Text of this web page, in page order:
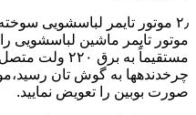
۲٫ ﻣﻮﺗﻮر ﺗﺎﯾﻤﺮ لباسشویی
ﻣﻮﺗﻮر ﺗﺎﯾﻤﺮ ماشین لباسشویی
مستقیماً ﺑﻪ
چرخدندهها به گوش تان
ﺻﻮرت ﺑﻮﺑﯿﻦ را ﺗﻌﻮﯾﺾ ﻧﻤﺎﯾﯿﺪ.